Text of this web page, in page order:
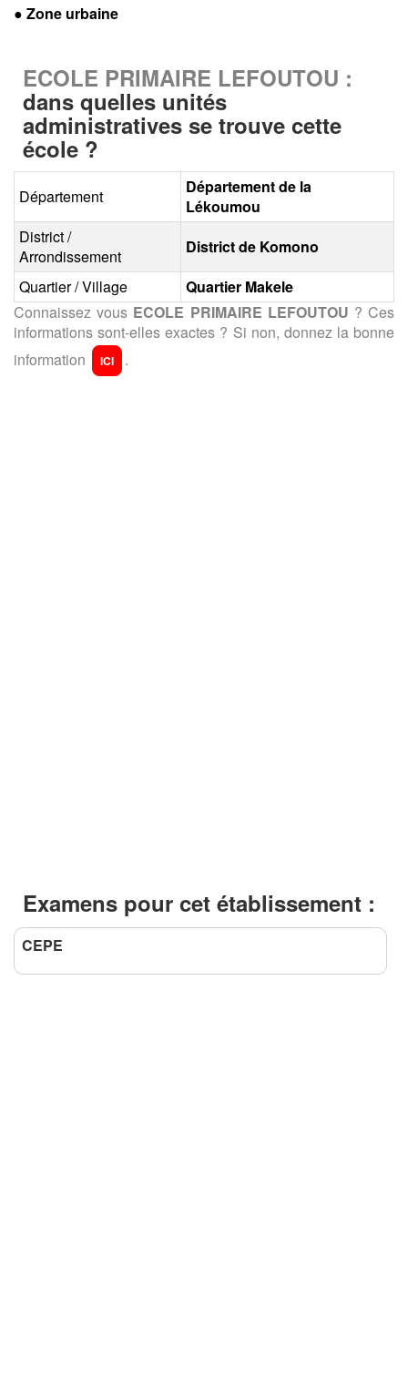
● Zone urbaine
ECOLE PRIMAIRE LEFOUTOU :
dans quelles unités
administratives se trouve cette
école ?
Département
Département de la
Lékoumou
District /
Arrondissement
District de Komono
Quartier / Village
Quartier Makele
Connaissez vous ECOLE PRIMAIRE LEFOUTOU ? Ces
informations sont-elles exactes ? Si non, donnez la bonne
information
ICI .
Examens pour cet établissement :
CEPE